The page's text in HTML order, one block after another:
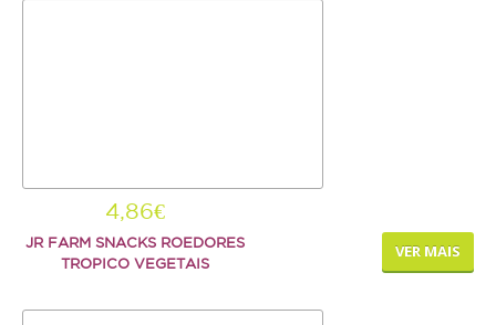
4,86€
JR FARM SNACKS ROEDORES
TROPICO VEGETAIS
VER MAIS